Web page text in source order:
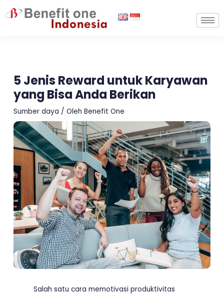
Lewati
ke
5 Jenis Reward untuk Karyawan
yang Bisa Anda Berikan
Sumber daya / OlehBenefit One
Salah satu cara memotivasi produktivitas